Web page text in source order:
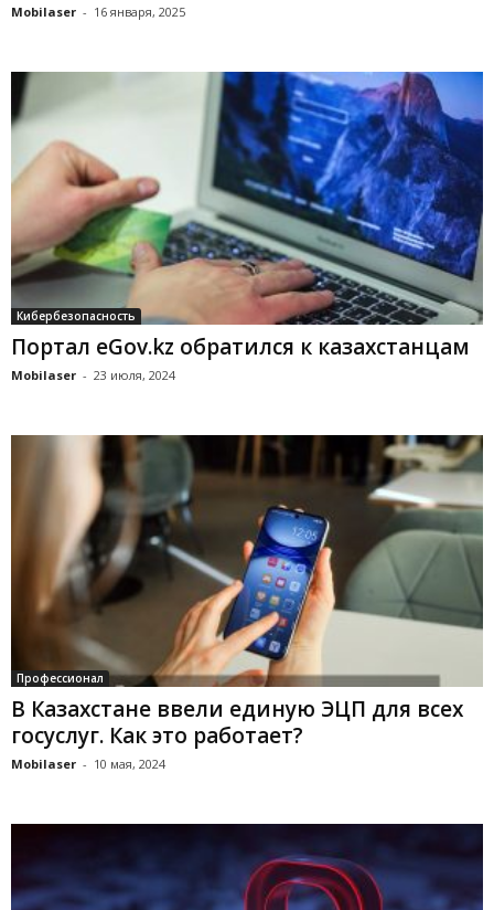
Mobilaser - 16 января, 2025
Кибербезопасность
Портал eGov.kz обратился к казахстанцам
Mobilaser - 23 июля, 2024
Профессионал
В Казахстане ввели единую ЭЦП для всех
госуслуг. Как это работает?
Mobilaser - 10 мая, 2024